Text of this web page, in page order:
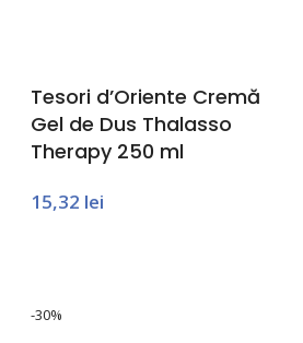
Tesori d’Oriente Cremă
Gel de Dus Thalasso
Therapy 250 ml
15,32 lei
-30%